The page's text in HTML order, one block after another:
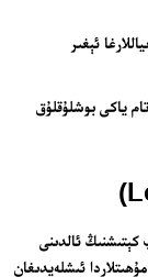
ئېغىر
ياكى بوشلۇقلۇق
كېتىشنىڭ ئالدىنى
ئىشلەيدىغان